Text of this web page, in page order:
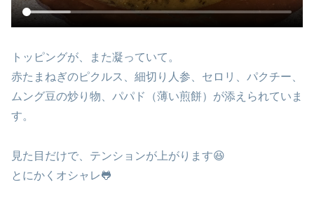
トッピングが、また凝っていて。
赤たまねぎのピクルス、細切り人参、セロリ、パクチー、
ムング豆の炒り物、パパド（薄い煎餅）が添えられていま
す。
見た目だけで、テンションが上がります😆
とにかくオシャレ🐸